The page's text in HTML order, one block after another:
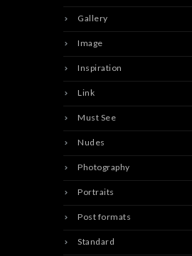
Gallery
Image
Inspiration
Link
Must See
Nudes
Photography
Portraits
Post formats
Standard